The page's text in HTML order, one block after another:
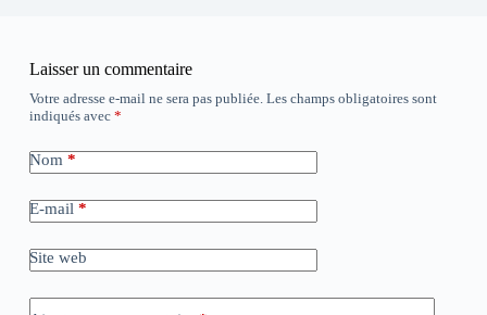
Laisser un commentaire
Votre adresse e-mail ne sera pas publiée. Les champs obligatoires sont
indiqués avec *
Nom *
E-mail *
Site web